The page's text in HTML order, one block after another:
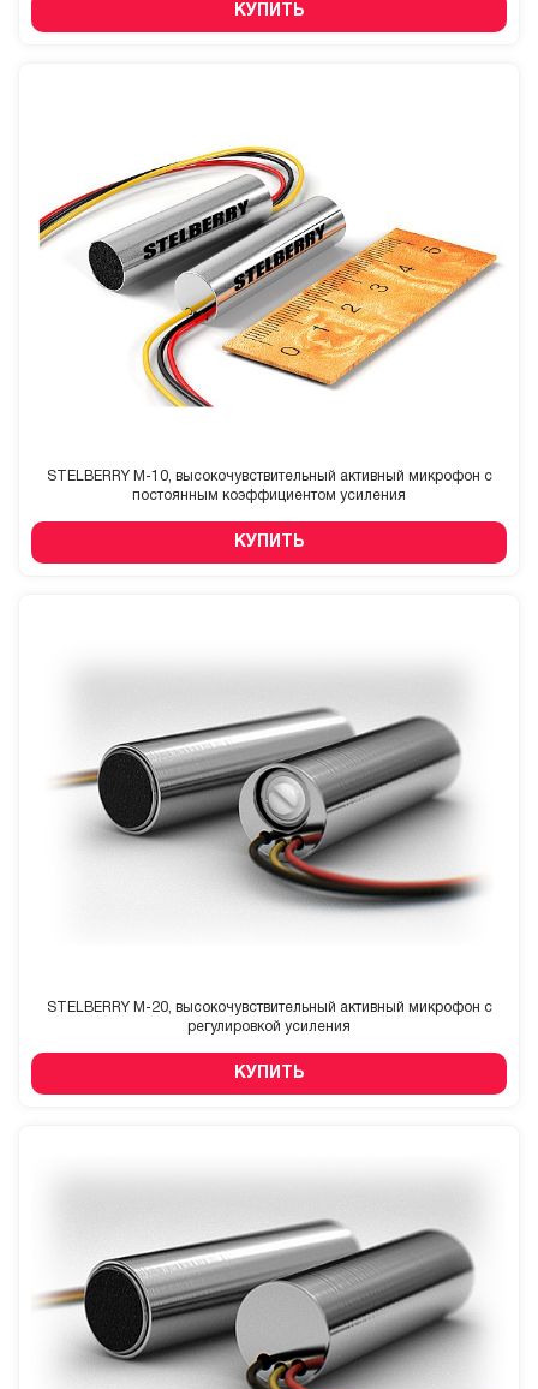
КУПИТЬ
STELBERRY M-10, высокочувствительный активный микрофон с
постоянным коэффициентом усиления
КУПИТЬ
STELBERRY M-20, высокочувствительный активный микрофон с
регулировкой усиления
КУПИТЬ